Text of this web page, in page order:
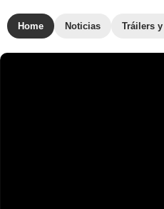
Home Noticias Tráilers